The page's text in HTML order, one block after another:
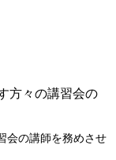
方々の講習会の
会の講師を務めさせ